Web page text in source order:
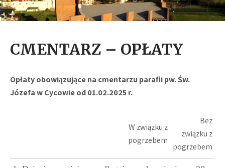
CMENTARZ – OPŁATY
Opłaty obowiązujące na cmentarzu parafii pw. Św.
Józefa w Cycowie od 01.02.2025 r.
W związku z
pogrzebem
Bez
związku z
pogrzebem